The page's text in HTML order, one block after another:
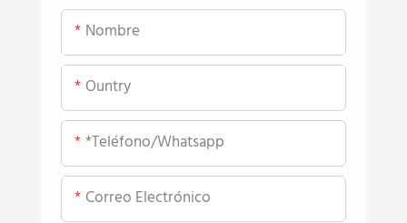
Nombre
Ountry
*teléfono/whatsapp
Correo Electrónico